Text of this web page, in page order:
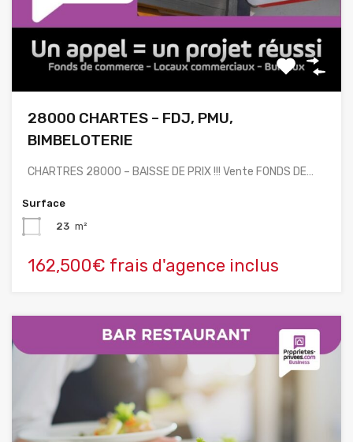
28000 CHARTES – FDJ, PMU,
BIMBELOTERIE
CHARTRES 28000 – BAISSE DE PRIX !!! Vente FONDS DE…
Surface
23 m²
162,500€ frais d'agence inclus